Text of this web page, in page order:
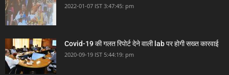
2022-01-07 IST 3:47:45: pm
Covid-19 की गलत रिपोर्ट देने वाली lab पर होगी सख्त कारवाई
2020-09-19 IST 5:44:19: pm